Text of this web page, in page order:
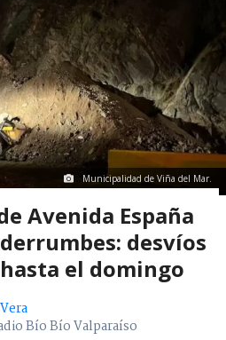
Municipalidad de Viña del Mar.
Avenida España
desvíos
el domingo
Bío Bío Valparaíso